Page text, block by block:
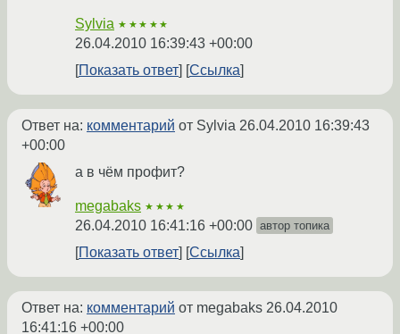
Sylvia ★★★★★
26.04.2010 16:39:43 +00:00
Показать ответ
Ссылка
Ответ на: комментарий от Sylvia 26.04.2010 16:39:43
+00:00
а в чём профит?
megabaks ★★★★
26.04.2010 16:41:16 +00:00 автор топика
Показать ответ Ссылка
Ответ на: комментарий от megabaks 26.04.2010
16:41:16 +00:00